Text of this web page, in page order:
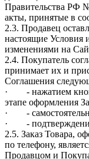
Правительства РФ
акты, принятые в
2.3. Продавец
настоящие Условия
изменениями на
2.4. Покупатель
принимает их и
Соглашения
· - нажатием
этапе оформления
· -
· -
2.5. Заказ Товара,
по телефону,
Продавцом и